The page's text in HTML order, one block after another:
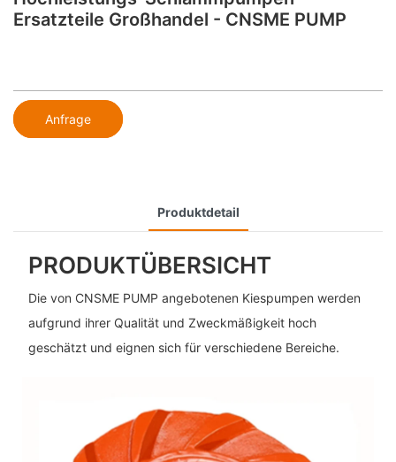
Ersatzteile Großhandel - CNSME PUMP
Anfrage
Produktdetail
PRODUKTÜBERSICHT
Die von CNSME PUMP angebotenen Kiespumpen werden
aufgrund ihrer Qualität und Zweckmäßigkeit hoch
geschätzt und eignen sich für verschiedene Bereiche.